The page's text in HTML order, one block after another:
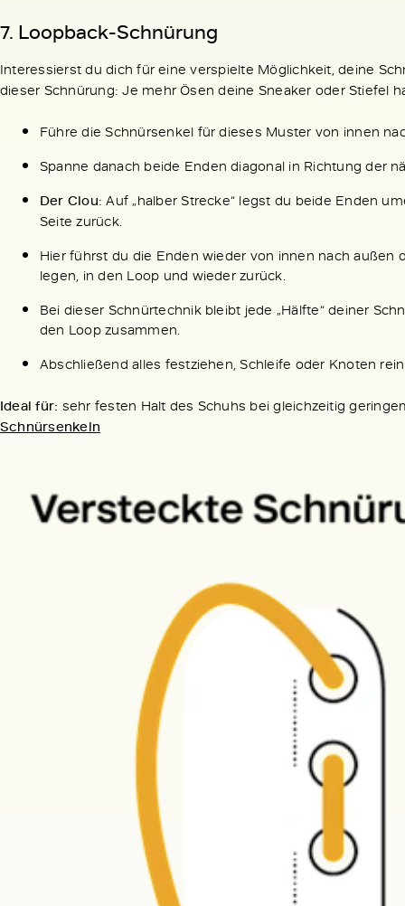
7. Loopback-Schnürung
Interessierst du dich für eine verspielte Möglichkeit, deine
dieser Schnürung: Je mehr Ösen deine Sneaker oder Stiefel
Führe die Schnürsenkel für dieses Muster von innen
Spanne danach beide Enden diagonal in Richtung der
Der Clou: Auf „halber Strecke“ legst du beide Enden
Seite zurück.
Hier führst du die Enden wieder von innen nach außen
legen, in den Loop und wieder zurück.
Bei dieser Schnürtechnik bleibt jede „Hälfte“ deiner
den Loop zusammen.
Abschließend alles festziehen, Schleife oder Knoten
Ideal für: sehr festen Halt des Schuhs bei gleichzeitig
Schnürsenkeln